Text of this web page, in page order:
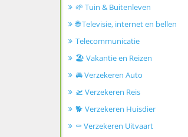
🌱 Tuin & Buitenleven
🌐 Televisie, internet en bellen
Telecommunicatie
🏖️ Vakantie en Reizen
🚘 Verzekeren Auto
🛫 Verzekeren Reis
🐕 Verzekeren Huisdier
⚰️ Verzekeren Uitvaart